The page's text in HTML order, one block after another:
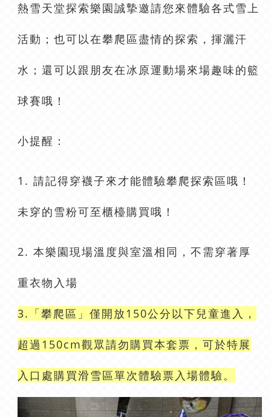
熱雪天堂探索樂園誠摯邀請您來體驗各式雪上
活動；也可以在攀爬區盡情的探索，揮灑汗
水；還可以跟朋友在冰原運動場來場趣味的籃
球賽哦！
小提醒：
1. 請記得穿襪子來才能體驗攀爬探索區哦！
未穿的雪粉可至櫃檯購買哦！
2. 本樂園現場溫度與室溫相同，不需穿著厚
重衣物入場
3.「攀爬區」僅開放150公分以下兒童進入，
超過150cm觀眾請勿購買本套票，可於特展
入口處購買滑雪區單次體驗票入場體驗。